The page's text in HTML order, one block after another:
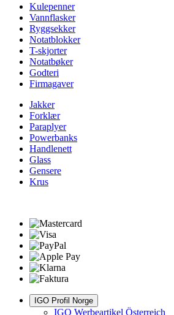
Kulepenner
Vannflasker
Ryggsekker
Notatblokker
T-skjorter
Notatbøker
Godteri
Firmagaver
Jakker
Forklær
Paraplyer
Powerbanks
Handlenett
Glass
Gensere
Krus
IGO Profil Norge
IGO Werbeartikel Österreich